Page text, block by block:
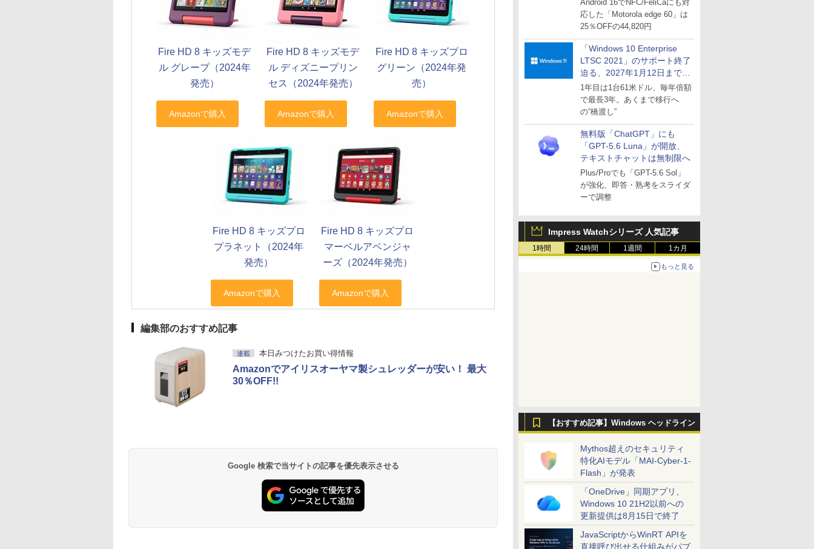
Android 16でNFC/FeliCaにも対
応した「Motorola edge 60」は
25％OFFの44,820円
「Windows 10 Enterprise
LTSC 2021」のサポート終了
迫る、2027年1月12日まで
～ESUは9月1日から販売
1年目は1台61米ドル、毎年倍額
で最長3年。あくまで移行へ
の“橋渡し”
無料版「ChatGPT」にも
「GPT-5.6 Luna」が開放、
テキストチャットは無制限へ
Plus/Proでも「GPT-5.6 Sol」
が強化、即答・熟考をスライダ
ーで調整
Impress Watchシリーズ 人気記事
1時間 24時間 1週間 1カ月
もっと見る
【おすすめ記事】Windows ヘッドライン
Mythos超えのセキュリティ
特化AIモデル「MAI-Cyber-1-
Flash」が発表
「OneDrive」同期アプリ、
Windows 10 21H2以前への
更新提供は8月15日で終了
JavaScriptからWinRT APIを
直接呼び出せる仕組みがパブ
Fire HD 8 キッズモデ
ル グレープ（2024年
発売）
Fire HD 8 キッズモデ
ル ディズニープリン
セス（2024年発売）
Fire HD 8 キッズプロ
グリーン（2024年発
売）
Fire HD 8 キッズプロ
プラネット（2024年
発売）
Fire HD 8 キッズプロ
マーベルアベンジャ
ーズ（2024年発売）
編集部のおすすめ記事
連載 本日みつけたお買い得情報
Amazonでアイリスオーヤマ製シュレッダーが安い！ 最大
30％OFF!!
Google 検索で当サイトの記事を優先表示させる